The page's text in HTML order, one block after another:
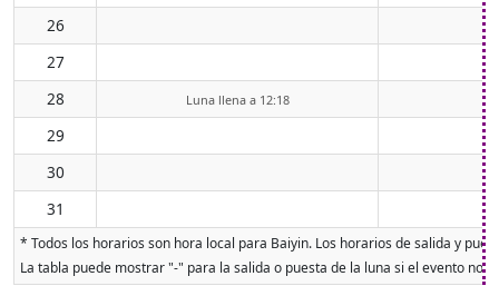
26
27
28
Luna llena a 12:18
29
30
31
* Todos los horarios son hora local para Baiyin. Los horarios de salida y
La tabla puede mostrar "-" para la salida o puesta de la luna si el evento no